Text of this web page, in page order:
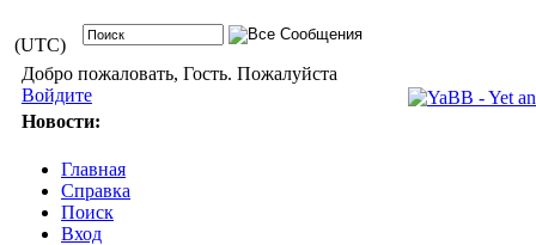
(UTC)
Добро пожаловать, Гость. Пожалуйста
Войдите
Новости:
Главная
Справка
Поиск
Вход